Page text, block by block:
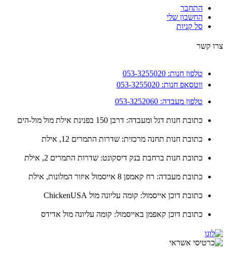
התחבר
החשבון שלי
סל קניות
קשר
טלפון חנות: 053-3255020
ווטסאפ חנות: 053-3255020
טלפון מעבדה: 053-3252060
כתובת חנות דגל ומעבדה: דרבן 150 בפנינת אילת מול מול-הים
כתובת חנות תחנה מרכזית: שדרות התמרים 12, אילת
כתובת חנות ברחבת בנק דיסקונט: שדרות התמרים 2, אילת
כתובת מעבדה: רח קאמפן 8 אייסמול איזור המלונות, אילת
כתובת דוכן אייסמול: קומה עליונה מול ChickenUSA
כתובת דוכן קאפמן באייסמול: קומה עליונה מול אדידס